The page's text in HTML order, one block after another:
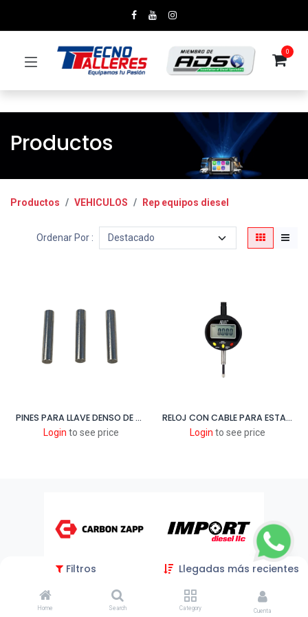
Filtros Llegadas más recientes
Home Search Category Cuenta
0
Productos
Productos VEHICULOS Rep equipos diesel
Ordenar Por :
PINES PARA LLAVE DENSO DE TUERCA INTERNA
Login to see price
RELOJ CON CABLE PARA ESTACIÓN 3 CRM100
Login to see price